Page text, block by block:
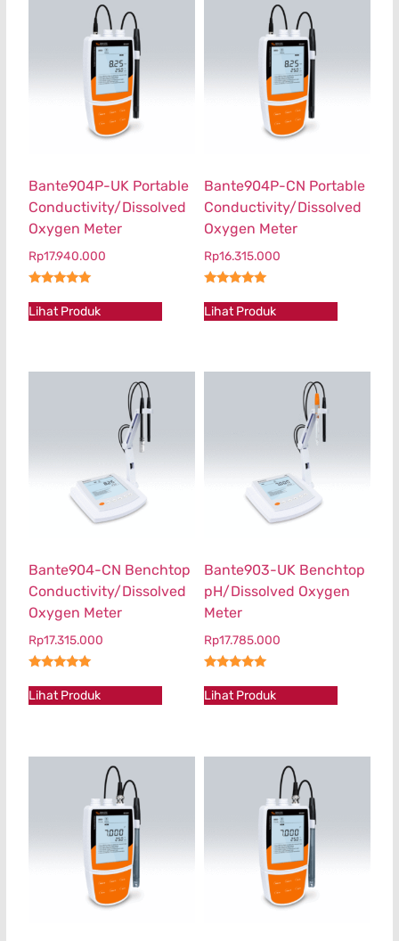
Bante904P-UK Portable
Conductivity/Dissolved
Oxygen Meter
Rp17.940.000
Lihat Produk
Bante904P-CN Portable
Conductivity/Dissolved
Oxygen Meter
Rp16.315.000
Lihat Produk
Bante904-CN Benchtop
Conductivity/Dissolved
Oxygen Meter
Rp17.315.000
Lihat Produk
Bante903-UK Benchtop
pH/Dissolved Oxygen
Meter
Rp17.785.000
Lihat Produk